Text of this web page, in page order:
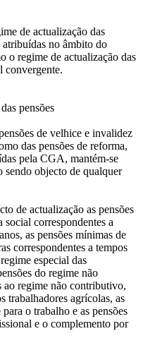
de actualização das
atribuídas no âmbito do
o regime de actualização das
convergente.
pensões
de velhice e invalidez
das pensões de reforma,
pela CGA, mantém-se
sendo objecto de qualquer
de actualização as pensões
correspondentes a
as pensões mínimas de
correspondentes a tempos
especial das
do regime não
ao regime não contributivo,
trabalhadores agrícolas, as
o trabalho e as pensões
e o complemento por